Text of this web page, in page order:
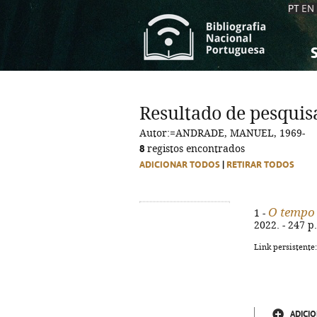
PT EN
Resultado de
Autor:=ANDRADE, MANUEL, 1969-
8 registos encontrados
ADICIONAR TODOS RETIRAR TODOS
1 - O
2022. - 247
Link